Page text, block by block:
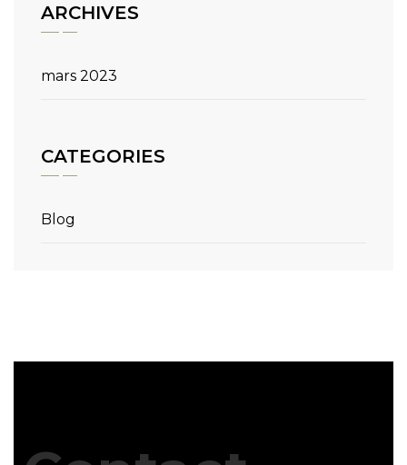
ARCHIVES
mars 2023
CATEGORIES
Blog